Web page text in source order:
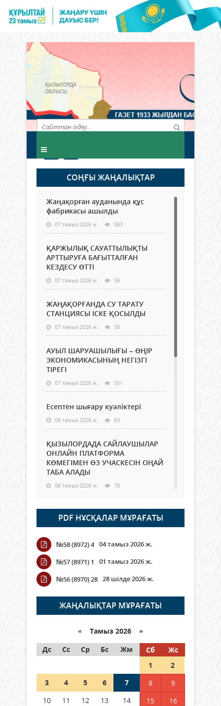
СОҢҒЫ ЖАҢАЛЫҚТАР
Жаңақорған ауданында құс
фабрикасы ашылды
07 тамыз 2026 ж. 583
ҚАРЖЫЛЫҚ САУАТТЫЛЫҚТЫ
АРТТЫРУҒА БАҒЫТТАЛҒАН
КЕЗДЕСУ ӨТТІ
07 тамыз 2026 ж. 59
ЖАҢАҚОРҒАНДА СУ ТАРАТУ
СТАНЦИЯСЫ ІСКЕ ҚОСЫЛДЫ
07 тамыз 2026 ж. 58
АУЫЛ ШАРУАШЫЛЫҒЫ – ӨҢІР
ЭКОНОМИКАСЫНЫҢ НЕГІЗГІ
ТІРЕГІ
07 тамыз 2026 ж. 551
Есептен шығару куәліктері
06 тамыз 2026 ж. 63
ҚЫЗЫЛОРДАДА САЙЛАУШЫЛАР
ОНЛАЙН ПЛАТФОРМА
КӨМЕГІМЕН ӨЗ УЧАСКЕСІН ОҢАЙ
ТАБА АЛАДЫ
06 тамыз 2026 ж. 78
Open Air: Қызылорда облысы
полиция департаменті 20
мыңнан астам көрерменнің
қауіпсіздігін қамтамасыз етті
06 тамыз 2026 ж.
Wi-Fi ҚАБЫРҒА АРҚЫЛЫ ҚАЛАЙ
ӨТЕДІ?
06 тамыз 2026 ж. 255
граждане Казахстана,
05 тамыз 2026 ж. 134
Шетелде жүрген Қазақстан
азаматтары қалай дауыс бере
PDF НҰСҚАЛАР МҰРАҒАТЫ
№58 (8972) 4 04 тамыз 2026 ж.
№57 (8971) 1
01 тамыз 2026 ж.
№56 (8970) 28 28 шілде 2026 ж.
ЖАҢАЛЫҚТАР МҰРАҒАТЫ
« Тамыз 2026 »
Дс
Сс Ср Бс Жм Сб
Жс
1
2
3
4 5 6 7 8
9
10
11 12 13 14 15
16